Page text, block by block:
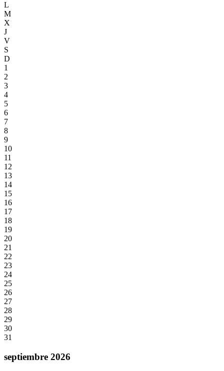
L
M
X
J
V
S
D
1
2
3
4
5
6
7
8
9
10
11
12
13
14
15
16
17
18
19
20
21
22
23
24
25
26
27
28
29
30
31
septiembre 2026